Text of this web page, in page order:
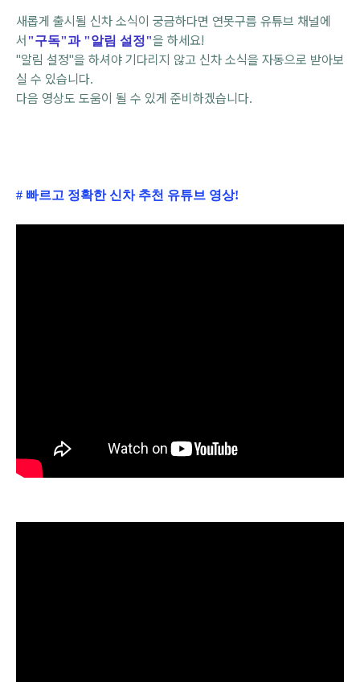
새롭게 출시될 신차 소식이 궁금하다면 연못구름 유튜브 채널에
서"구독"과 "알림 설정"을 하세요!
"알림 설정"을 하셔야 기다리지 않고 신차 소식을 자동으로 받아보
실 수 있습니다.
다음 영상도 도움이 될 수 있게 준비하겠습니다.
# 빠르고 정확한 신차 추천 유튜브 영상!